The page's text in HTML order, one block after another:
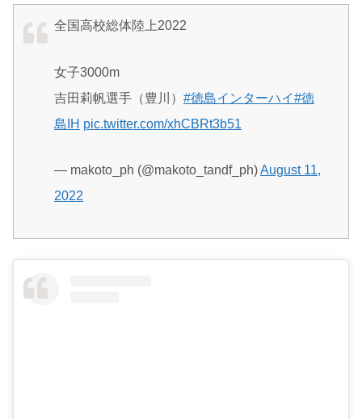
全国高校総体陸上2022
女子3000m
吉田莉帆選手（豊川） #徳島インターハイ#徳
島IH pic.twitter.com/xhCBRt3b51
— makoto_ph (@makoto_tandf_ph)August 11,
2022